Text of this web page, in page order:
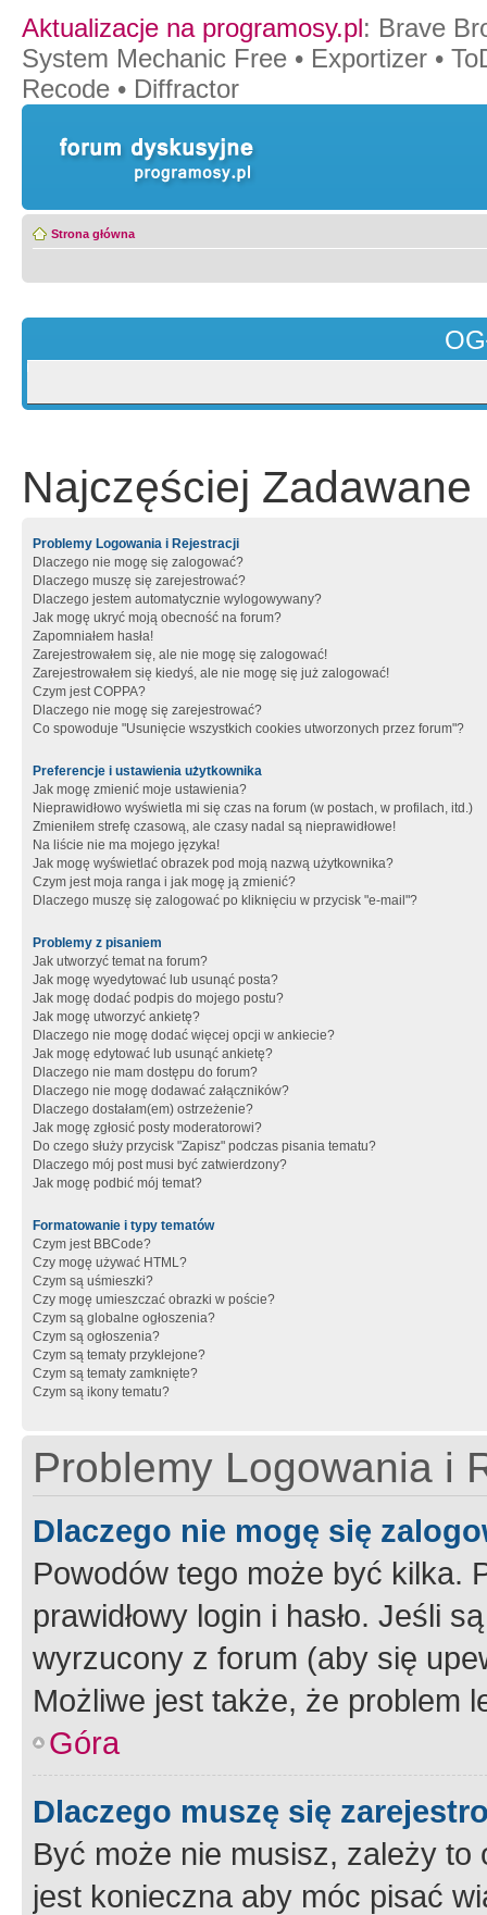
Aktualizacje na programosy.pl: Brave
System Mechanic Free • Exportizer •
Recode • Diffractor
Strona główna
Najczęściej Zadawane
Problemy Logowania i Rejestracji
Dlaczego nie mogę się zalogować?
Dlaczego muszę się zarejestrować?
Dlaczego jestem automatycznie wylogowywany?
Jak mogę ukryć moją obecność na forum?
Zapomniałem hasła!
Zarejestrowałem się, ale nie mogę się zalogować!
Zarejestrowałem się kiedyś, ale nie mogę się już zalogować!
Czym jest COPPA?
Dlaczego nie mogę się zarejestrować?
Co spowoduje "Usunięcie wszystkich cookies utworzonych przez forum"?
Preferencje i ustawienia użytkownika
Jak mogę zmienić moje ustawienia?
Nieprawidłowo wyświetla mi się czas na forum (w postach, w profilach, itd.)
Zmieniłem strefę czasową, ale czasy nadal są nieprawidłowe!
Na liście nie ma mojego języka!
Jak mogę wyświetlać obrazek pod moją nazwą użytkownika?
Czym jest moja ranga i jak mogę ją zmienić?
Dlaczego muszę się zalogować po kliknięciu w przycisk "e-mail"?
Problemy z pisaniem
Jak utworzyć temat na forum?
Jak mogę wyedytować lub usunąć posta?
Jak mogę dodać podpis do mojego postu?
Jak mogę utworzyć ankietę?
Dlaczego nie mogę dodać więcej opcji w ankiecie?
Jak mogę edytować lub usunąć ankietę?
Dlaczego nie mam dostępu do forum?
Dlaczego nie mogę dodawać załączników?
Dlaczego dostałam(em) ostrzeżenie?
Jak mogę zgłosić posty moderatorowi?
Do czego służy przycisk "Zapisz" podczas pisania tematu?
Dlaczego mój post musi być zatwierdzony?
Jak mogę podbić mój temat?
Formatowanie i typy tematów
Czym jest BBCode?
Czy mogę używać HTML?
Czym są uśmieszki?
Czy mogę umieszczać obrazki w poście?
Czym są globalne ogłoszenia?
Czym są ogłoszenia?
Czym są tematy przyklejone?
Czym są tematy zamknięte?
Czym są ikony tematu?
Problemy Logowania i
Dlaczego nie mogę się
Powodów tego może być kilka.
prawidłowy login i hasło. Jeśli
wyrzucony z forum (aby się
Możliwe jest także, że problem
Góra
Dlaczego muszę się
Być może nie musisz, zależy
jest konieczna aby móc pisać